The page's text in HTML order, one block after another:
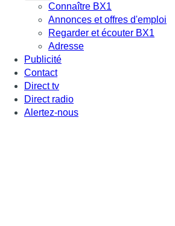
Connaître BX1
Annonces et offres d'emploi
Regarder et écouter BX1
Adresse
Publicité
Contact
Direct tv
Direct radio
Alertez-nous